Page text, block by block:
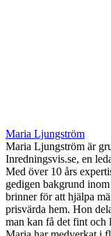
Maria Ljungström
Maria Ljungström är
Inredningsvis.se, en
Med över 10 års
gedigen bakgrund
brinner för att hjälpa
prisvärda hem. Hon
man kan få det fint och